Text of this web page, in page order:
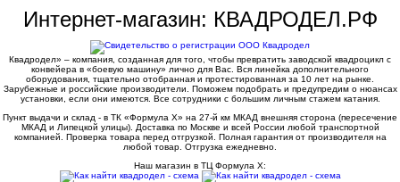
Интернет-магазин: КВАДРОДЕЛ.РФ
Квадродел» – компания, созданная для того, чтобы превратить заводской квадроцикл с
конвейера в «боевую машину» лично для Вас. Вся линейка дополнительного
оборудования, тщательно отобранная и протестированная за 10 лет на рынке.
Зарубежные и российские производители. Поможем подобрать и предупредим о нюансах
установки, если они имеются. Все сотрудники с большим личным стажем катания.
Пункт выдачи и склад - в ТК «Формула X» на 27-й км МКАД внешняя сторона (пересечение
МКАД и Липецкой улицы). Доставка по Москве и всей России любой транспортной
компанией. Проверка товара перед отгрузкой. Полная гарантия от производителя на
любой товар. Отгрузка ежедневно.
Наш магазин в ТЦ Формула Х: